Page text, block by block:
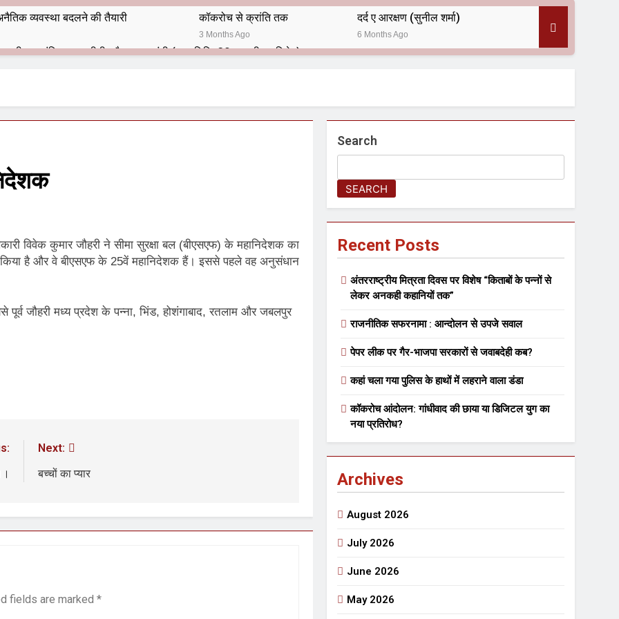
व्यवस्था बदलने की तैयारी कॉकरोच से क्रांति तक
3 Months Ago
दर्द ए आरक्षण (सुनील शर्मा)
6 Months Ago
भारतीय राजनीति में आज भी प्रासांगिक एव अद्वीतीय है महात्मा गांधी (पुण्य तिथि-30 जनवरी पर विशेष)
बंदा सिंह बहादुर की स्मृति में स्मारक निर्माण की दिशा में बढ़ते कदम
9 आतंकी ठिकानों पर भारत ने की एयर स्ट्राइक (ऑपरेशन सिन्दूर)
समाज समन्वय समिति के व्दारा‌ ‘राष्ट्रीय प्रबुद्ध ब्राह्मण‌ महासम्मेलन‌’ का सफल आयोजन
विलियम्स: एक ऐतिहासिक वापसी
फरवरी) में अनुराधा प्रकाशन के स्टाल पर अपनी पुस्तक को प्रदर्शित/विमोचन हेतु संपर्क करें
3 Years Ago
: इंडिया / भारत , जी-20 में ‘भार-त’ का चमका सितारा
डॉक्टर सरोजिनी प्रीतम कहिन
पर एक सुरम्य तिलकहैं श्री हनुमानजी का जन्म महोत्सव का भव्य आयोजन
विवेक कुमार जौहरी ने सीमा सुरक्षा बल (बीएसएफ) के महानिदेशक का
किया है और वे बीएसएफ के 25वें महानिदेशक हैं। इससे पहले वह अनुसंधान
पूर्व जौहरी मध्य प्रदेश के पन्ना, भिंड, होशंगाबाद, रतलाम और जबलपुर
Next:
बच्चों का प्यार
fields are marked *
Search
SEARCH
Recent Posts
अंतरराष्ट्रीय मित्रता दिवस पर विशेष “किताबों के पन्नों से
लेकर अनकही कहानियों तक”
राजनीतिक सफरनामा : आन्दोलन से उपजे सवाल
पेपर लीक पर गैर-भाजपा सरकारों से जवाबदेही कब?
कहां चला गया पुलिस के हाथों में लहराने वाला डंडा
कॉकरोच आंदोलन: गांधीवाद की छाया या डिजिटल युग का
नया प्रतिरोध?
Archives
August 2026
July 2026
June 2026
May 2026